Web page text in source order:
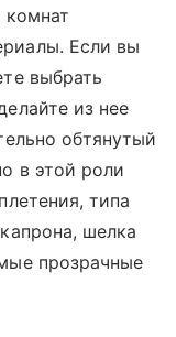
комнат
Если вы
выбрать
из нее
обтянутый
в этой роли
типа
шелка
прозрачные